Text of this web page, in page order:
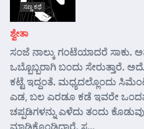
ಸಣ್ಣ ಕಥೆ
ಶ್ವೇತಾ
ಸಂಜೆ ನಾಲ್ಕು ಗಂಟೆಯಾದರೆ ಸಾಕು.
ಒಬ್ಬೊಬ್ಬರಾಗಿ ಬಂದು ಸೇರುತ್ತಾರೆ.
ಕಟ್ಟೆ ಇದ್ದಂತೆ. ಮಧ್ಯದಲ್ಲೊಂದು
ಎಡ, ಬಲ ಎರಡೂ ಕಡೆ ಇವರೇ
ಚಪ್ಪಡಿಗಳನ್ನು ಎಳೆದು ತಂದು
ಮಾಡಿಕೊಂಡಿದ್ದಾರೆ. ಸ...